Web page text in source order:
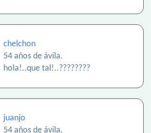
chelchon
54 años de ávila.
hola!..que tal!..????????
juanjo
54 años de ávila.